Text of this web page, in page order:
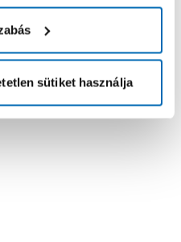
sütiket használja